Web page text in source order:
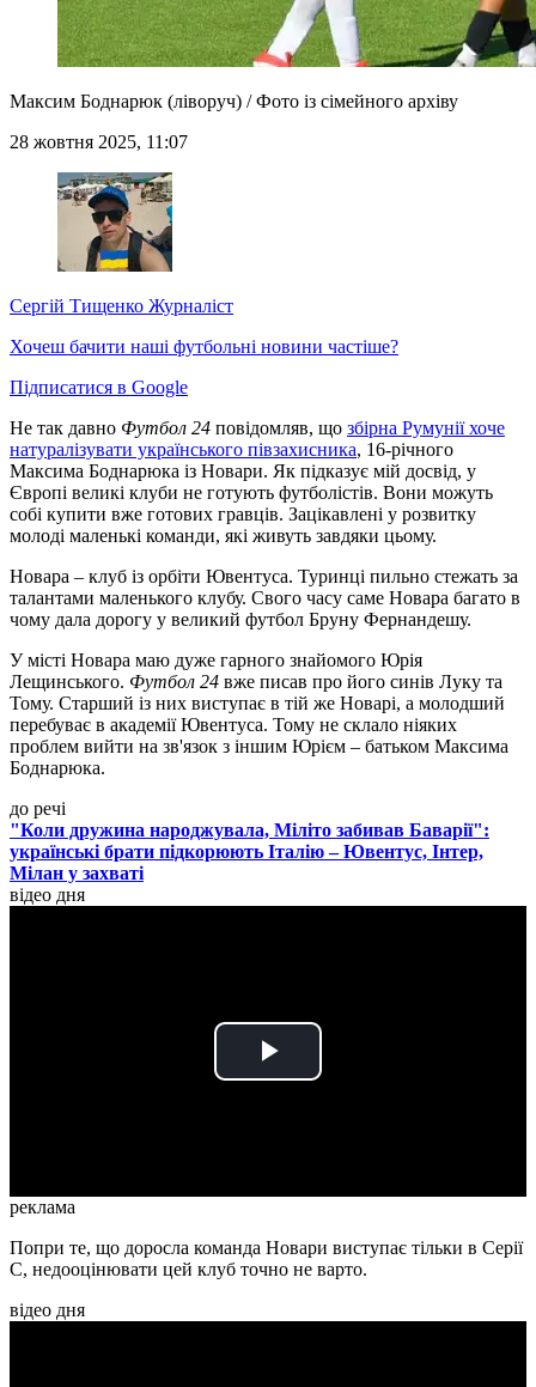
Максим Боднарюк (ліворуч) / Фото із сімейного архіву
28 жовтня 2025, 11:07
Сергій Тищенко Журналіст
Хочеш бачити наші футбольні новини частіше?
Підписатися в Google
Не так давно Футбол 24 повідомляв, що збірна Румунії хоче
натуралізувати українського півзахисника, 16-річного
Максима Боднарюка із Новари. Як підказує мій досвід, у
Європі великі клуби не готують футболістів. Вони можуть
собі купити вже готових гравців. Зацікавлені у розвитку
молоді маленькі команди, які живуть завдяки цьому.
Новара – клуб із орбіти Ювентуса. Туринці пильно стежать за
талантами маленького клубу. Свого часу саме Новара багато в
чому дала дорогу у великий футбол Бруну Фернандешу.
У місті Новара маю дуже гарного знайомого Юрія
Лещинського. Футбол 24 вже писав про його синів Луку та
Тому. Старший із них виступає в тій же Новарі, а молодший
перебуває в академії Ювентуса. Тому не склало ніяких
проблем вийти на зв'язок з іншим Юрієм – батьком Максима
Боднарюка.
до речі
"Коли дружина народжувала, Міліто забивав Баварії":
українські брати підкорюють Італію – Ювентус, Інтер,
Мілан у захваті
відео дня
Play
реклама
Попри те, що доросла команда Новари виступає тільки в Серії
С, недооцінювати цей клуб точно не варто.
відео дня